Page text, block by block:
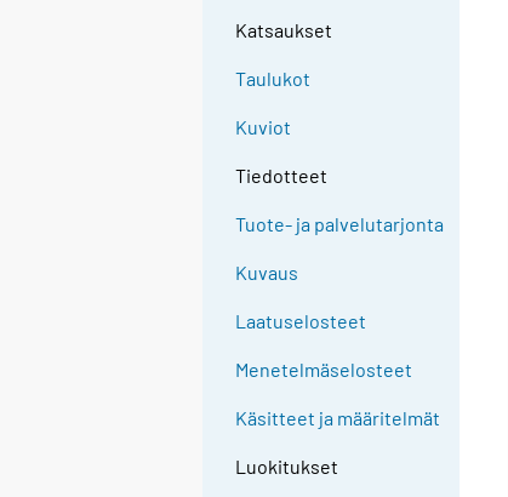
Katsaukset
Taulukot
Kuviot
Tiedotteet
Tuote- ja palvelutarjonta
Kuvaus
Laatuselosteet
Menetelmäselosteet
Käsitteet ja määritelmät
Luokitukset